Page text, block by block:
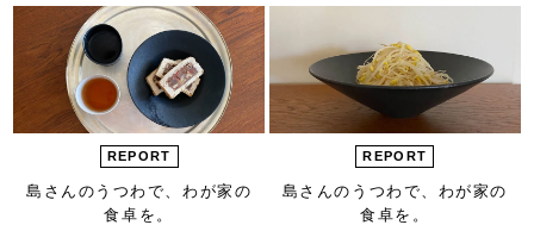
REPORT
島さんのうつわで、 わが家の
食卓を。
REPORT
島さんのうつわで、 わが家の
食卓を。